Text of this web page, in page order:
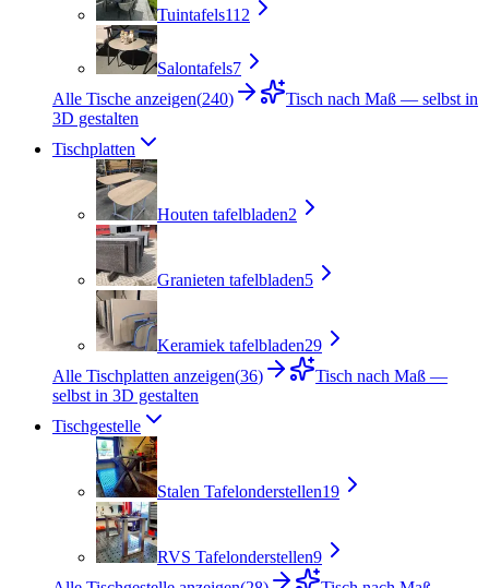
Tuintafels112
Salontafels7
Alle Tische anzeigen(240)
Tisch nach Maß — selbst in
3D gestalten
Tischplatten
Houten tafelbladen2
Granieten tafelbladen5
Keramiek tafelbladen29
Alle Tischplatten anzeigen(36)
Tisch nach Maß —
selbst in 3D gestalten
Tischgestelle
Stalen Tafelonderstellen19
RVS Tafelonderstellen9